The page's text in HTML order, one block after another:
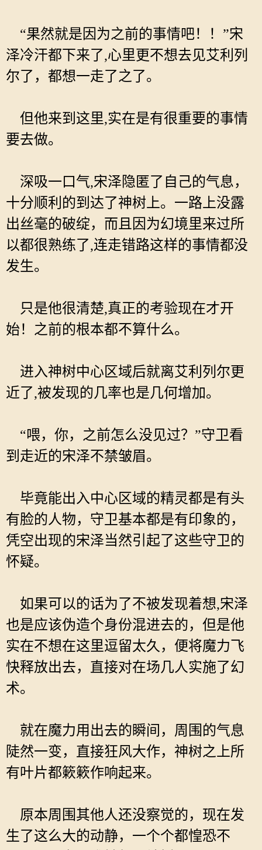
“果然就是因为之前的事情吧！！”宋
泽冷汗都下来了,心里更不想去见艾利列
尔了，都想一走了之了。
但他来到这里,实在是有很重要的事情
要去做。
深吸一口气,宋泽隐匿了自己的气息，
十分顺利的到达了神树上。一路上没露
出丝毫的破绽，而且因为幻境里来过所
以都很熟练了,连走错路这样的事情都没
发生。
只是他很清楚,真正的考验现在才开
始！之前的根本都不算什么。
进入神树中心区域后就离艾利列尔更
近了,被发现的几率也是几何增加。
“喂，你，之前怎么没见过？”守卫看
到走近的宋泽不禁皱眉。
毕竟能出入中心区域的精灵都是有头
有脸的人物，守卫基本都是有印象的，
凭空出现的宋泽当然引起了这些守卫的
怀疑。
如果可以的话为了不被发现着想,宋泽
也是应该伪造个身份混进去的，但是他
实在不想在这里逗留太久，便将魔力飞
快释放出去，直接对在场几人实施了幻
术。
就在魔力用出去的瞬间，周围的气息
陡然一变，直接狂风大作，神树之上所
有叶片都簌簌作响起来。
原本周围其他人还没察觉的，现在发
生了这么大的动静，一个个都惶恐不